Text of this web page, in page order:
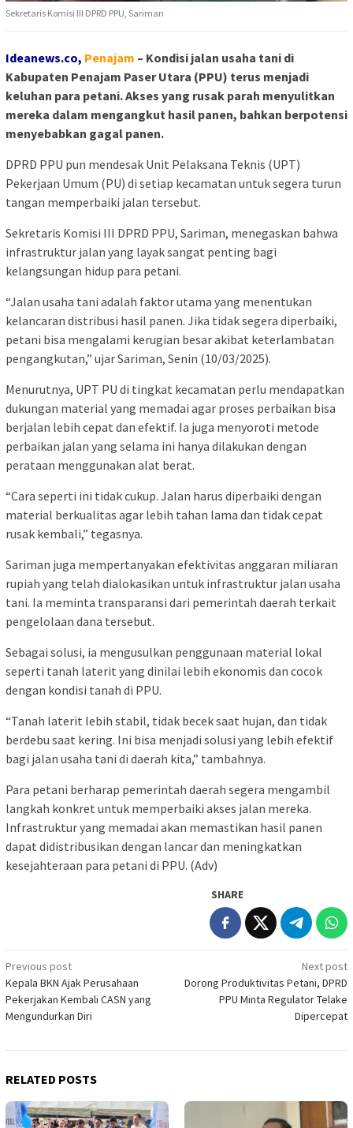
Sekretaris Komisi III DPRD PPU, Sariman
Ideanews.co, Penajam – Kondisi jalan usaha tani di
Kabupaten Penajam Paser Utara (PPU) terus menjadi
keluhan para petani. Akses yang rusak parah menyulitkan
mereka dalam mengangkut hasil panen, bahkan berpotensi
menyebabkan gagal panen.
DPRD PPU pun mendesak Unit Pelaksana Teknis (UPT)
Pekerjaan Umum (PU) di setiap kecamatan untuk segera turun
tangan memperbaiki jalan tersebut.
Sekretaris Komisi III DPRD PPU, Sariman, menegaskan bahwa
infrastruktur jalan yang layak sangat penting bagi
kelangsungan hidup para petani.
“Jalan usaha tani adalah faktor utama yang menentukan
kelancaran distribusi hasil panen. Jika tidak segera diperbaiki,
petani bisa mengalami kerugian besar akibat keterlambatan
pengangkutan,” ujar Sariman, Senin (10/03/2025).
Menurutnya, UPT PU di tingkat kecamatan perlu mendapatkan
dukungan material yang memadai agar proses perbaikan bisa
berjalan lebih cepat dan efektif. Ia juga menyoroti metode
perbaikan jalan yang selama ini hanya dilakukan dengan
perataan menggunakan alat berat.
“Cara seperti ini tidak cukup. Jalan harus diperbaiki dengan
material berkualitas agar lebih tahan lama dan tidak cepat
rusak kembali,” tegasnya.
Sariman juga mempertanyakan efektivitas anggaran miliaran
rupiah yang telah dialokasikan untuk infrastruktur jalan usaha
tani. Ia meminta transparansi dari pemerintah daerah terkait
pengelolaan dana tersebut.
Sebagai solusi, ia mengusulkan penggunaan material lokal
seperti tanah laterit yang dinilai lebih ekonomis dan cocok
dengan kondisi tanah di PPU.
“Tanah laterit lebih stabil, tidak becek saat hujan, dan tidak
berdebu saat kering. Ini bisa menjadi solusi yang lebih efektif
bagi jalan usaha tani di daerah kita,” tambahnya.
Para petani berharap pemerintah daerah segera mengambil
langkah konkret untuk memperbaiki akses jalan mereka.
Infrastruktur yang memadai akan memastikan hasil panen
dapat didistribusikan dengan lancar dan meningkatkan
kesejahteraan para petani di PPU. (Adv)
SHARE
Post
navigation
Previous post
Kepala BKN Ajak Perusahaan
Pekerjakan Kembali CASN yang
Mengundurkan Diri
Next post
Dorong Produktivitas Petani, DPRD
PPU Minta Regulator Telake
Dipercepat
RELATED POSTS